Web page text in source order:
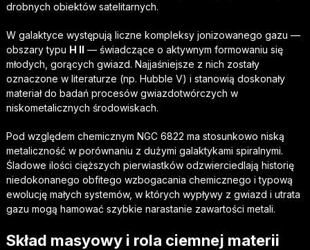
drobnych obiektów satelitarnych.
W galaktyce występują liczne kompleksy jonizowanego gazu —
obszary typu H II — świadczące o aktywnym formowaniu się
młodych, gorących gwiazd. Najjaśniejsze z nich zostały
oznaczone w literaturze (np. Hubble V) i stanowią doskonały
materiał do badań procesów gwiazdotwórczych w
niskometalicznych środowiskach.
Pod względem chemicznym NGC 6822 ma stosunkowo niską
metaliczność w porównaniu z dużymi galaktykami spiralnymi.
Śladowe ilości cięższych pierwiastków odzwierciedlają historię
niedokonanego obfitego wzbogacania chemicznego i typową
ewolucję małych systemów, w których wypływy z gwiazd i utrata
gazu mogą hamować szybkie narastanie zawartości metali.
Skład masyowy i rola ciemnej materii